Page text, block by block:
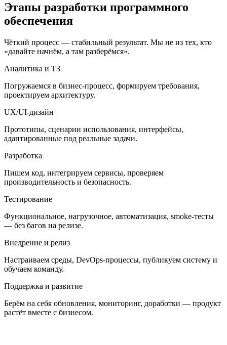
Этапы разработки программного
обеспечения
Чёткий процесс — стабильный результат. Мы не из тех, кто
«давайте начнём, а там разберёмся».
Аналитика и ТЗ
Погружаемся в бизнес-процесс, формируем требования,
проектируем архитектуру.
UX/UI-дизайн
Прототипы, сценарии использования, интерфейсы,
адаптированные под реальные задачи.
Разработка
Пишем код, интегрируем сервисы, проверяем
производительность и безопасность.
Тестирование
Функциональное, нагрузочное, автоматизация, smoke-тесты
— без багов на релизе.
Внедрение и релиз
Настраиваем среды, DevOps-процессы, публикуем систему и
обучаем команду.
Поддержка и развитие
Берём на себя обновления, мониторинг, доработки — продукт
растёт вместе с бизнесом.